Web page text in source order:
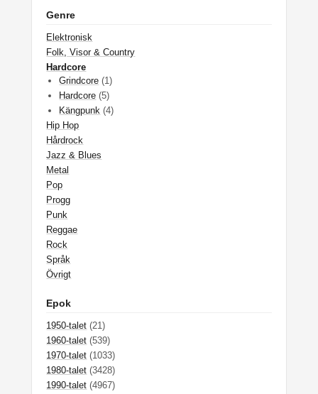
Genre
Elektronisk
Folk, Visor & Country
Hardcore
Grindcore (1)
Hardcore (5)
Kängpunk (4)
Hip Hop
Hårdrock
Jazz & Blues
Metal
Pop
Progg
Punk
Reggae
Rock
Språk
Övrigt
Epok
1950-talet (21)
1960-talet (539)
1970-talet (1033)
1980-talet (3428)
1990-talet (4967)